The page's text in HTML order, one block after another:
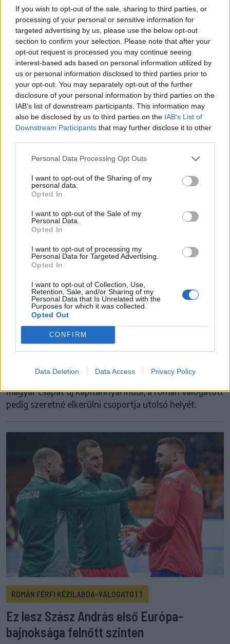
If you wish to opt-out of the sale, sharing to third parties, or
processing of your personal or sensitive information for
targeted advertising by us, please use the below opt-out
section to confirm your selection. Please note that after your
opt-out request is processed you may continue seeing
interest-based ads based on personal information utilized by
us or personal information disclosed to third parties prior to
your opt-out. You may separately opt-out of the further
disclosure of your personal information by third parties on the
IAB’s list of downstream participants. This information may
also be disclosed by us to third parties on the IAB’s List of
Downstream Participants that may further disclose it to other
Personal Data Processing Opt Outs
I want to opt-out of the Sharing of my
personal data.
Opted In
I want to opt-out of the Sale of my
Personal Data.
Opted In
I want to opt-out of processing my
Personal Data for Targeted Advertising.
Opted In
I want to opt-out of Collection, Use,
Retention, Sale, and/or Sharing of my
Personal Data that Is Unrelated with the
Purposes for which it was collected.
Opted Out
CONFIRM
Data Deletion Data Access Privacy Policy
Végig futott az eredmény után, vereséggel
indította az Eb-t a román kéziválogatott
Mindössze a mérkőzés elején vezetett, utána viszont
végig hátrányban játszott a román férfi kézilabda-
válogatott, és hat góllal kikapott Portugáliától az
Európa-bajnokság nyitányán.
Nagy hiányzók és fiatalos lendület –
újításokra törekszik az Eb-n a magyar
kéziválogatott
Számos éles meccs, 24 együttes, minden találkozó
élet-halál harc: a férfi kézilabda Európa-bajnokság
idén is a kontinens legkeményebb tornája lesz. A
magyar csapat új kapitánnyal indul, a román válogatott
pedig szeretné elkerülni csoportja utolsó helyét.
ROMÁN FÉRFI KÉZILABDA-VÁLOGATOTT
Ez lesz Szász András első Európa-
bajnoksága felnőtt szinten